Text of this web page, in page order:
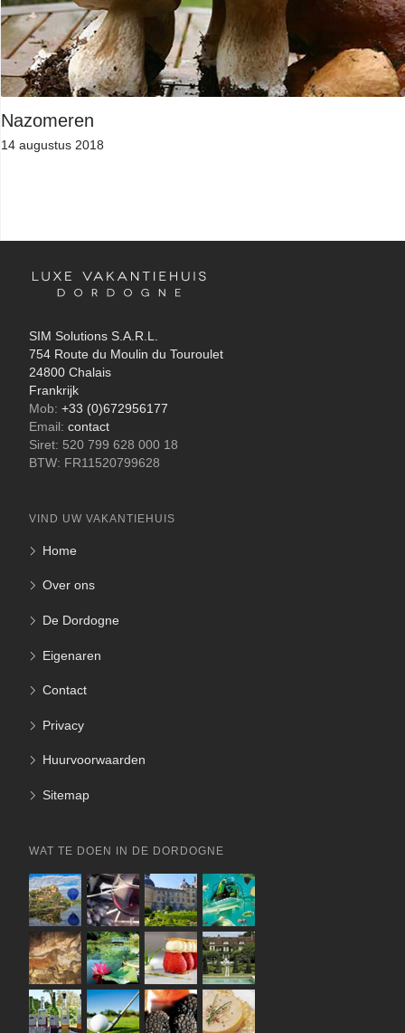
Nazomeren
14 augustus 2018
SIM Solutions S.A.R.L.
754 Route du Moulin du Touroulet
24800 Chalais
Frankrijk
Mob: +33 (0)672956177
Email: contact
Siret: 520 799 628 000 18
BTW: FR11520799628
VIND UW VAKANTIEHUIS
Home
Over ons
De Dordogne
Eigenaren
Contact
Privacy
Huurvoorwaarden
Sitemap
WAT TE DOEN IN DE DORDOGNE